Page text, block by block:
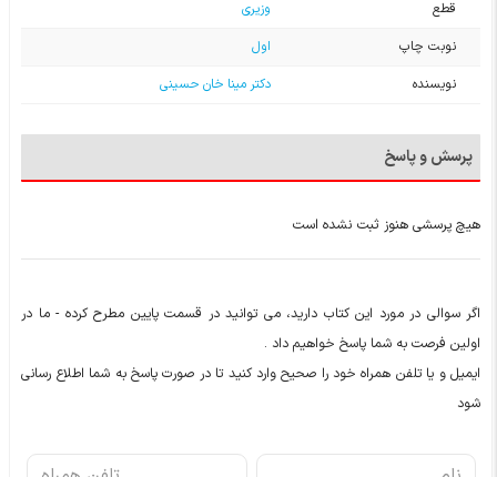
قطع
وزیری
نوبت چاپ
اول
نویسنده
دکتر مینا خان حسینی
پرسش و پاسخ
هیچ پرسشی هنوز ثبت نشده است
اگر سوالی در مورد این کتاب دارید، می توانید در قسمت پایین مطرح کرده - ما در
اولین فرصت به شما پاسخ خواهیم داد .
ایمیل و یا تلفن همراه خود را صحیح وارد کنید تا در صورت پاسخ به شما اطلاع رسانی
شود